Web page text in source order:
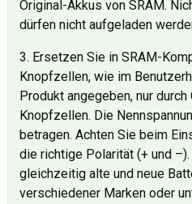
Original-Akkus von SRAM.
dürfen nicht aufgeladen
3. Ersetzen Sie in SRAM-
Knopfzellen, wie im
Produkt angegeben, nur
Knopfzellen. Die
betragen. Achten Sie beim
die richtige Polarität (+ und
gleichzeitig alte und neue
verschiedener Marken oder